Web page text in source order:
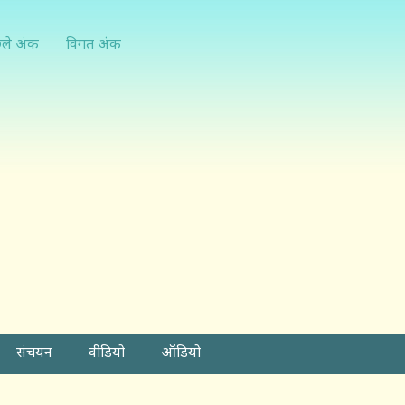
अंक विगत अंक
संचयन वीडियो ऑडियो